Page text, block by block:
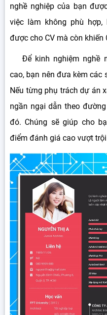
nghề nghiệp của bạn
việc làm không phù
được cho CV mà còn khiến
Để kinh nghiệm nghề
cao, bạn nên đưa kèm các
Nếu từng phụ trách dự án
ngần ngại dẫn theo
đó. Chúng sẽ giúp cho
điểm đánh giá cao vượt